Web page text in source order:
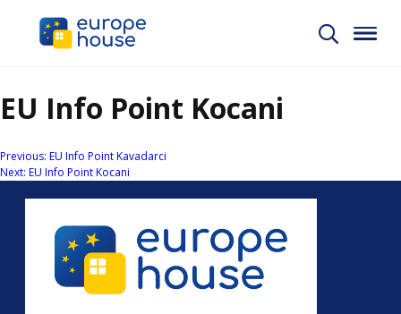
EU Info Point Kocani
Навигација
на
напис
Previous: EU Info Point Kavadarci
Next: EU Info Point Kocani